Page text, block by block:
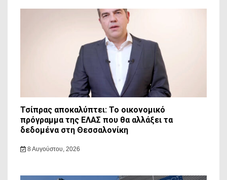
Τσίπρας αποκαλύπτει: Το οικονομικό
πρόγραμμα της ΕΛΑΣ που θα αλλάξει τα
δεδομένα στη Θεσσαλονίκη
8 Αυγούστου, 2026